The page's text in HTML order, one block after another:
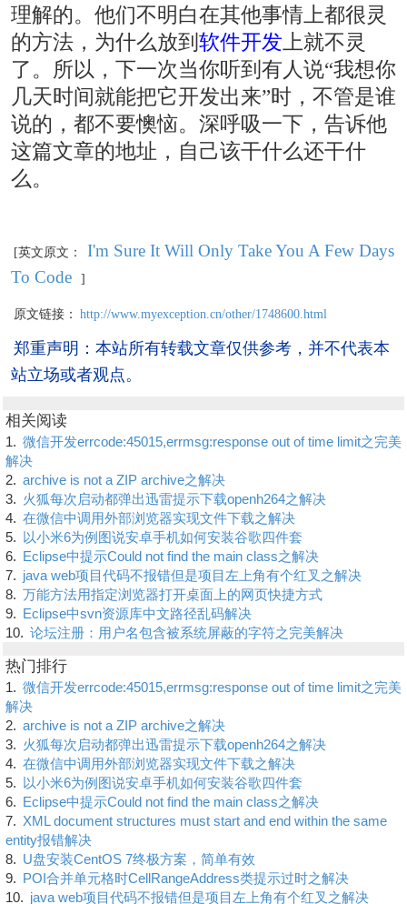
理解的。他们不明白在其他事情上都很灵
的方法，为什么放到 软件开发上就不灵
了。所以，下一次当你听到有人说“我想你
几天时间就能把它开发出来”时，不管是谁
说的，都不要懊恼。深呼吸一下，告诉他
这篇文章的地址，自己该干什么还干什
么。
[英文原文：
I'm Sure It Will Only Take You A Few Days
To Code
]
原文链接： http://www.myexception.cn/other/1748600.html
郑重声明：本站所有转载文章仅供参考，并不代表本
站立场或者观点。
相关阅读
1. 微信开发errcode:45015,errmsg:response out of time limit之完美
解决
2. archive is not a ZIP archive之解决
3. 火狐每次启动都弹出迅雷提示下载openh264之解决
4. 在微信中调用外部浏览器实现文件下载之解决
5. 以小米6为例图说安卓手机如何安装谷歌四件套
6. Eclipse中提示Could not find the main class之解决
7. java web项目代码不报错但是项目左上角有个红叉之解决
8. 万能方法用指定浏览器打开桌面上的网页快捷方式
9. Eclipse中svn资源库中文路径乱码解决
10. 论坛注册：用户名包含被系统屏蔽的字符之完美解决
热门排行
1. 微信开发errcode:45015,errmsg:response out of time limit之完美
解决
2. archive is not a ZIP archive之解决
3. 火狐每次启动都弹出迅雷提示下载openh264之解决
4. 在微信中调用外部浏览器实现文件下载之解决
5. 以小米6为例图说安卓手机如何安装谷歌四件套
6. Eclipse中提示Could not find the main class之解决
7. XML document structures must start and end within the same
entity报错解决
8. U盘安装CentOS 7终极方案，简单有效
9. POI合并单元格时CellRangeAddress类提示过时之解决
10. java web项目代码不报错但是项目左上角有个红叉之解决